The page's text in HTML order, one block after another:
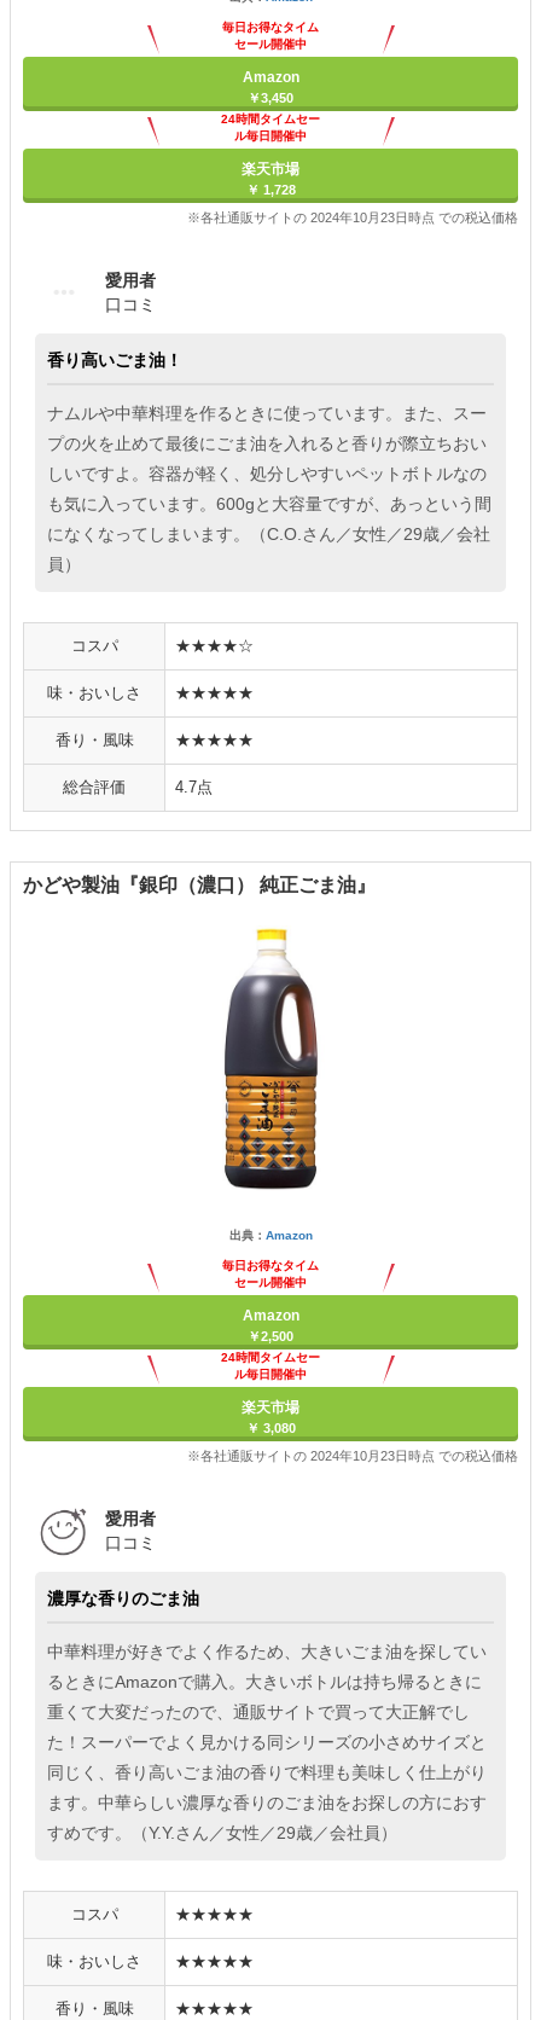
毎日お得なタイム
セール開催中
Amazon
￥3,450
24時間タイムセー
ル毎日開催中
楽天市場
￥ 1,728
※各社通販サイトの 2024年10月23日時点 での税込価格
愛用者
口コミ
香り高いごま油！
ナムルや中華料理を作るときに使っています。また、スー
プの火を止めて最後にごま油を入れると香りが際立ちおい
しいですよ。容器が軽く、処分しやすいペットボトルなの
も気に入っています。600gと大容量ですが、あっという間
になくなってしまいます。（C.O.さん／女性／29歳／会社
員）
コスパ ★★★★☆
味・おいしさ ★★★★★
香り・風味 ★★★★★
総合評価 4.7点
かどや製油『銀印（濃口） 純正ごま油』
出典： Amazon
毎日お得なタイム
セール開催中
Amazon
￥2,500
24時間タイムセー
ル毎日開催中
楽天市場
￥ 3,080
※各社通販サイトの 2024年10月23日時点 での税込価格
愛用者
口コミ
濃厚な香りのごま油
中華料理が好きでよく作るため、大きいごま油を探してい
るときにAmazonで購入。大きいボトルは持ち帰るときに
重くて大変だったので、通販サイトで買って大正解でし
た！スーパーでよく見かける同シリーズの小さめサイズと
同じく、香り高いごま油の香りで料理も美味しく仕上がり
ます。中華らしい濃厚な香りのごま油をお探しの方におす
すめです。（Y.Y.さん／女性／29歳／会社員）
コスパ ★★★★★
味・おいしさ ★★★★★
香り・風味 ★★★★★